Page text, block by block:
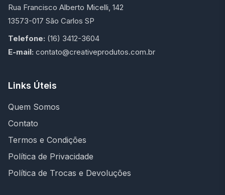
Rua Francisco Alberto Micelli, 142
13573-017 São Carlos SP
Telefone: (16) 3412-3604
E-mail: contato@creativeprodutos.com.br
Links Úteis
Quem Somos
Contato
Termos e Condições
Política de Privacidade
Política de Trocas e Devoluções